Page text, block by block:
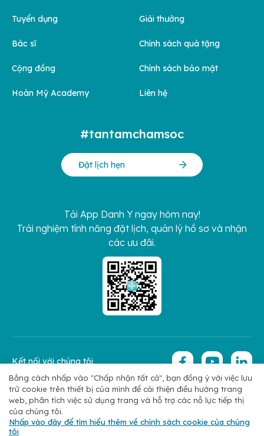
Tuyển dụng
Bác sĩ
Cộng đồng
Hoàn Mỹ Academy
Giải thưởng
Chính sách quà tặng
Chính sách bảo mật
Liên hệ
#tantamchamsoc
Đặt lịch hẹn
Tải App Danh Y ngay hôm nay!
Trải nghiệm tính năng đặt lịch, quản lý hồ sơ và nhận
các ưu đãi.
Chính sách bảo mật Copyright 2026 © Hoan My Corporation
Kết nối với chúng tôi
Bằng cách nhấp vào "Chấp nhận tất cả", bạn đồng ý với việc lưu
trữ cookie trên thiết bị của mình để cải thiện điều hướng trang
web, phân tích việc sử dụng trang và hỗ trợ các nỗ lực tiếp thị
của chúng tôi.
Nhấp vào đây để tìm hiểu thêm về chính sách cookie của chúng
tôi